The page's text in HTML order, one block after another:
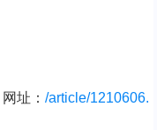
址： /article/1210606.